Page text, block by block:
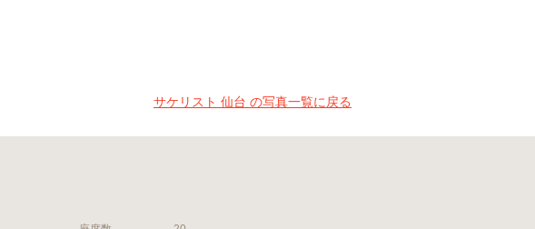
サケリスト 仙台 の写真一覧に戻る